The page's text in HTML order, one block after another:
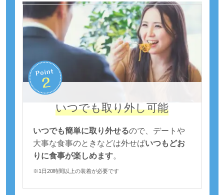
いつでも取り外し可能
いつでも簡単に取り外せるので、デートや
大事な食事のときなどは外せばいつもどお
りに食事が楽しめます。
※1日20時間以上の装着が必要です